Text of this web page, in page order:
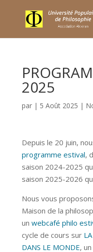
2025
par | 5 Août 2025 |
Depuis le 20 juin,
programme estival,
saison 2024-2025
saison 2025-2026
Nous vous
Maison de la
un webcafé philo
cycle de cours sur
DANS LE MONDE,